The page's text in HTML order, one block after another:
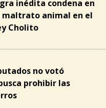
inédita condena en
maltrato animal en el
Cholito
no votó
prohibir las